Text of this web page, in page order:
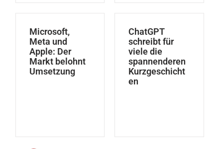
Microsoft,
Meta und
Apple: Der
Markt belohnt
Umsetzung
ChatGPT
schreibt für
viele die
spannenderen
Kurzgeschicht
en